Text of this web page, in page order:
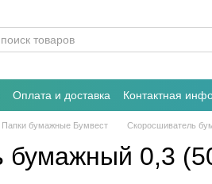
Оплата и доставка Контактная
Папки бумажные Бумвест Скоросшиватель
бумажный 0,3